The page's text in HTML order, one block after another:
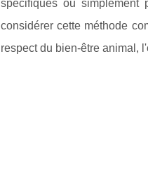
spécifiques ou simplement
considérer cette méthode
respect du bien-être animal,